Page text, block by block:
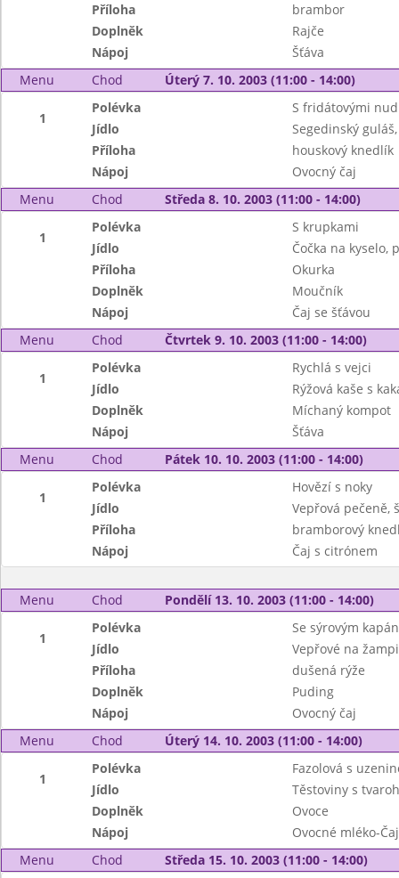
Příloha
brambor
Doplněk
Rajče
Nápoj
Šťáva
Menu
Chod Úterý 7. 10. 2003 (11:00 - 14:00)
1
Polévka
S fridátovými
Jídlo
Segedinský guláš,
Příloha
houskový knedlík
Nápoj
Ovocný čaj
Menu
Chod Středa 8. 10. 2003 (11:00 - 14:00)
1
Polévka
S krupkami
Jídlo
Čočka na kyselo,
Příloha
Okurka
Doplněk
Moučník
Nápoj
Čaj se šťávou
Menu
Chod Čtvrtek 9. 10. 2003 (11:00 - 14:00)
1
Polévka
Rychlá s vejci
Jídlo
Rýžová kaše s
Doplněk
Míchaný kompot
Nápoj
Šťáva
Menu
Chod Pátek 10. 10. 2003 (11:00 - 14:00)
1
Polévka
Hovězí s noky
Jídlo
Vepřová pečeně,
Příloha
bramborový
Nápoj
Čaj s citrónem
Menu Chod Pondělí 13. 10. 2003 (11:00 - 14:00)
1
Polévka
Se sýrovým
Jídlo
Vepřové na
Příloha
dušená rýže
Doplněk
Puding
Nápoj
Ovocný čaj
Menu
Chod Úterý 14. 10. 2003 (11:00 - 14:00)
1
Polévka
Fazolová s
Jídlo
Těstoviny s
Doplněk
Ovoce
Nápoj
Ovocné mléko-Čaj
Menu
Chod Středa 15. 10. 2003 (11:00 - 14:00)